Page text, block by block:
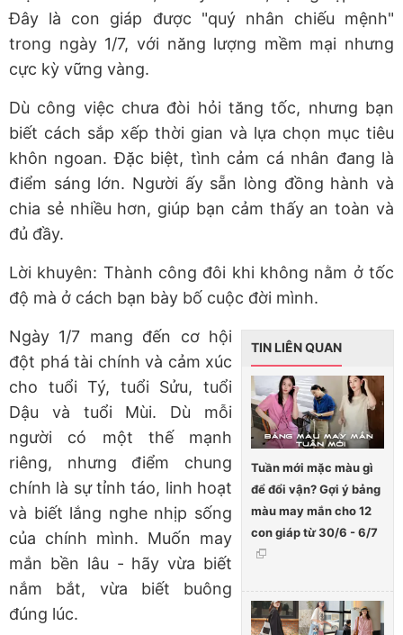
Đây là con giáp được "quý nhân chiếu mệnh"
trong ngày 1/7, với năng lượng mềm mại nhưng
cực kỳ vững vàng.
Dù công việc chưa đòi hỏi tăng tốc, nhưng bạn
biết cách sắp xếp thời gian và lựa chọn mục tiêu
khôn ngoan. Đặc biệt, tình cảm cá nhân đang là
điểm sáng lớn. Người ấy sẵn lòng đồng hành và
chia sẻ nhiều hơn, giúp bạn cảm thấy an toàn và
đủ đầy.
Lời khuyên: Thành công đôi khi không nằm ở tốc
độ mà ở cách bạn bày bố cuộc đời mình.
TIN LIÊN QUAN
Tuần mới mặc màu gì
để đổi vận? Gợi ý bảng
màu may mắn cho 12
con giáp từ 30/6 - 6/7
Ngày 1/7 mang đến cơ hội
đột phá tài chính và cảm xúc
cho tuổi Tý, tuổi Sửu, tuổi
Dậu và tuổi Mùi. Dù mỗi
người có một thế mạnh
riêng, nhưng điểm chung
chính là sự tỉnh táo, linh hoạt
và biết lắng nghe nhịp sống
của chính mình. Muốn may
mắn bền lâu - hãy vừa biết
nắm bắt, vừa biết buông
đúng lúc.